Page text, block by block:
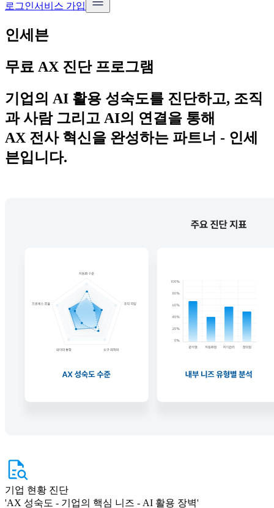
로그인서비스 가입
인세븐
무료 AX 진단 프로그램
기업의 AI 활용 성숙도를 진단하고, 조직
과 사람 그리고 AI의 연결을 통해
AX 전사 혁신을 완성하는 파트너 - 인세
븐입니다.
기업 현황 진단
'AX 성숙도 - 기업의 핵심 니즈 - AI 활용 장벽'